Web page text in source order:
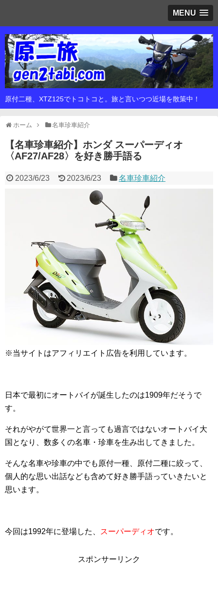
MENU
原付二種、XTZ125でトコトコと。旅と言いつつ近場を散策中！
ホーム 名車珍車紹介
【名車珍車紹介】ホンダ スーパーディオ
〈AF27/AF28〉を好き勝手語る
2023/6/23 2023/6/23 名車珍車紹介
※当サイトはアフィリエイト広告を利用しています。
日本で最初にオートバイが誕生したのは1909年だそうで
す。
それがやがて世界一と言っても過言ではないオートバイ大
国となり、数多くの名車・珍車を生み出してきました。
そんな名車や珍車の中でも原付一種、原付二種に絞って、
個人的な思い出話なども含めて好き勝手語っていきたいと
思います。
今回は1992年に登場した、 スーパーディオです。
スポンサーリンク